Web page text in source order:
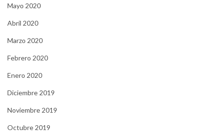
Mayo 2020
Abril 2020
Marzo 2020
Febrero 2020
Enero 2020
Diciembre 2019
Noviembre 2019
Octubre 2019